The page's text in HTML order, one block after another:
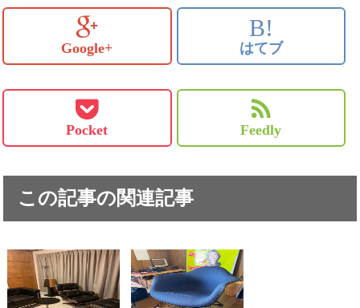
Google+
B!
はてブ
Pocket Feedly
この記事の関連記事